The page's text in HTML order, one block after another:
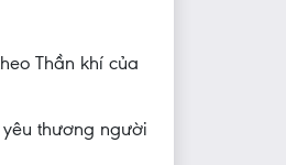
Thần khí của
thương người